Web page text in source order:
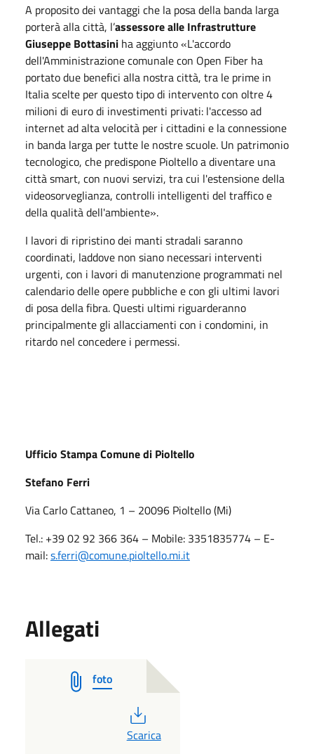
A proposito dei vantaggi che la posa della banda larga
porterà alla città, l’assessore alle Infrastrutture
Giuseppe Bottasini ha aggiunto «L'accordo
dell'Amministrazione comunale con Open Fiber ha
portato due benefici alla nostra città, tra le prime in
Italia scelte per questo tipo di intervento con oltre 4
milioni di euro di investimenti privati: l'accesso ad
internet ad alta velocità per i cittadini e la connessione
in banda larga per tutte le nostre scuole. Un patrimonio
tecnologico, che predispone Pioltello a diventare una
città smart, con nuovi servizi, tra cui l'estensione della
videosorveglianza, controlli intelligenti del traffico e
della qualità dell'ambiente».
I lavori di ripristino dei manti stradali saranno
coordinati, laddove non siano necessari interventi
urgenti, con i lavori di manutenzione programmati nel
calendario delle opere pubbliche e con gli ultimi lavori
di posa della fibra. Questi ultimi riguarderanno
principalmente gli allacciamenti con i condomini, in
ritardo nel concedere i permessi.
Ufficio Stampa Comune di Pioltello
Stefano Ferri
Via Carlo Cattaneo, 1 – 20096 Pioltello (Mi)
Tel.: +39 02 92 366 364 – Mobile: 3351835774 – E-
mail:s.ferri@comune.pioltello.mi.it
Allegati
foto
PDF
Scarica